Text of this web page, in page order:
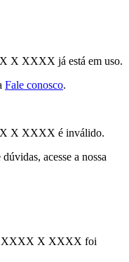
X XXXX já está em uso.
Fale conosco.
X XXXX é inválido.
acesse a nossa
XXXX X XXXX foi